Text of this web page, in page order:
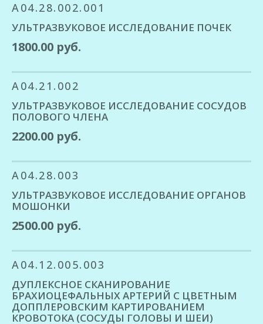
A04.28.002.001
УЛЬТРАЗВУКОВОЕ ИССЛЕДОВАНИЕ ПОЧЕК
1800.00 руб.
A04.21.002
УЛЬТРАЗВУКОВОЕ ИССЛЕДОВАНИЕ СОСУДОВ
ПОЛОВОГО ЧЛЕНА
2200.00 руб.
A04.28.003
УЛЬТРАЗВУКОВОЕ ИССЛЕДОВАНИЕ ОРГАНОВ
МОШОНКИ
2500.00 руб.
A04.12.005.003
ДУПЛЕКСНОЕ СКАНИРОВАНИЕ
БРАХИОЦЕФАЛЬНЫХ АРТЕРИЙ С ЦВЕТНЫМ
ДОППЛЕРОВСКИМ КАРТИРОВАНИЕМ
КРОВОТОКА (СОСУДЫ ГОЛОВЫ И ШЕИ)